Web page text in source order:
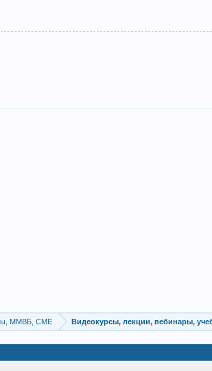
ММВБ, CME Видеокурсы, лекции, вебинары,